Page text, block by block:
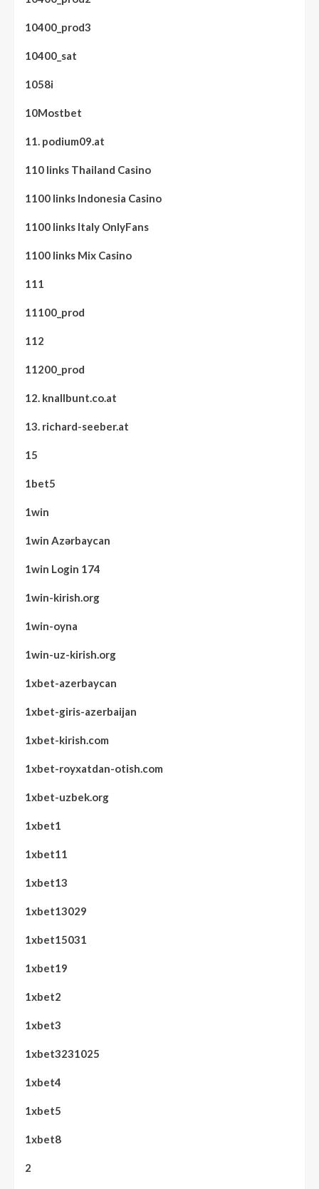
10400_prod3
10400_sat
1058i
10Mostbet
11. podium09.at
110 links Thailand Casino
1100 links Indonesia Casino
1100 links Italy OnlyFans
1100 links Mix Casino
111
11100_prod
112
11200_prod
12. knallbunt.co.at
13. richard-seeber.at
15
1bet5
1win
1win Azərbaycan
1win Login 174
1win-kirish.org
1win-oyna
1win-uz-kirish.org
1xbet-azerbaycan
1xbet-giris-azerbaijan
1xbet-kirish.com
1xbet-royxatdan-otish.com
1xbet-uzbek.org
1xbet1
1xbet11
1xbet13
1xbet13029
1xbet15031
1xbet19
1xbet2
1xbet3
1xbet3231025
1xbet4
1xbet5
1xbet8
2